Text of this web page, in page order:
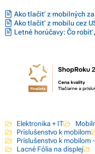
Ako tlačiť z mobilných
Ako tlačiť z mobilu cez
Letné horúčavy: Čo
Elektronika + IT
Príslušenstvo k mobilom
Príslušenstvo k mobilom
Lacné Fólia na displej